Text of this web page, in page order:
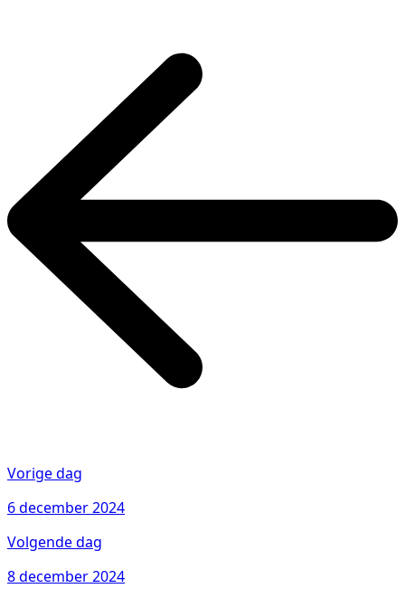
Vorige dag
6 december 2024
Volgende dag
8 december 2024